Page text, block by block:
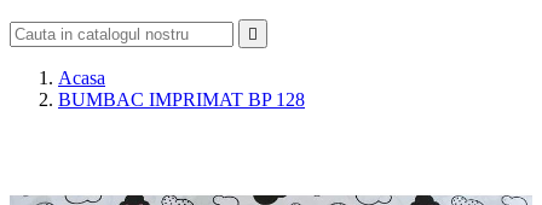

Acasa
BUMBAC IMPRIMAT BP 128